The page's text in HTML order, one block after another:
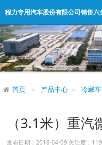
程力专用汽车股份有限公司销售六
首页 产品中心 冷藏车
（3.1米）重
发布日期：2018-04-09 关注度：